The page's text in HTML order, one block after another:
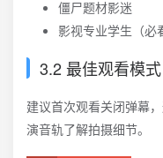
僵尸题材影迷
影视专业学生（必
3.2 最佳观看模式
建议首次观看关闭弹幕
演音轨了解拍摄细节。